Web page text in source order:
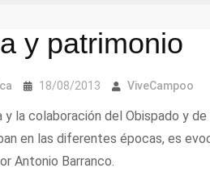
y patrimonio
18/08/2013 ViveCampoo
la colaboración del Obispado y
en las diferentes épocas, es
Antonio Barranco.